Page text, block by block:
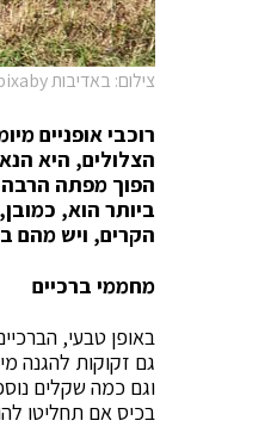
צילום: באדיבות pixaby
רוכבי אופניים
הצלולים, היא
הפוך מפתה הרבה
ביותר הוא,
הקרים, ויש מהם
מחממי ברכיים
באופן טבעי,
גם זקוקות להגנה
וגם כמה שקלים
בכיס אם תחליטו